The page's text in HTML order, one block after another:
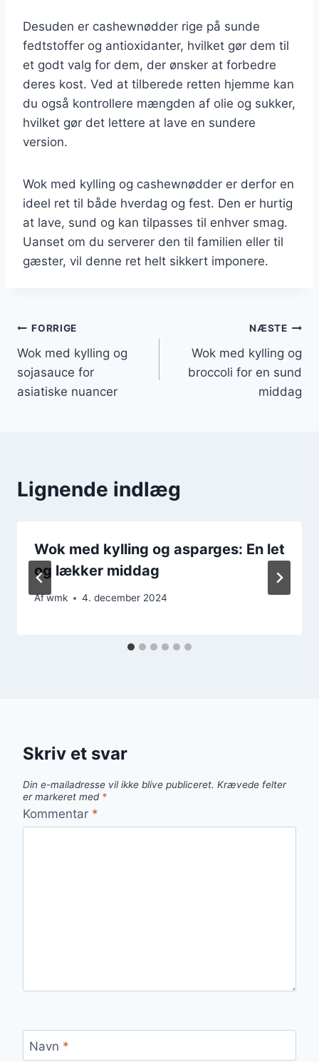
Desuden er cashewnødder rige på sunde
fedtstoffer og antioxidanter, hvilket gør dem til
et godt valg for dem, der ønsker at forbedre
deres kost. Ved at tilberede retten hjemme kan
du også kontrollere mængden af olie og sukker,
hvilket gør det lettere at lave en sundere
version.
Wok med kylling og cashewnødder er derfor en
ideel ret til både hverdag og fest. Den er hurtig
at lave, sund og kan tilpasses til enhver smag.
Uanset om du serverer den til familien eller til
gæster, vil denne ret helt sikkert imponere.
Indlægsnavigation
FORRIGE
Wok med kylling og
sojasauce for
asiatiske nuancer
NÆSTE
Wok med kylling og
broccoli for en sund
middag
Lignende indlæg
Wok med kylling og asparges: En let
og lækker middag
Afwmk 4. december 2024
Skriv et svar
Din e-mailadresse vil ikke blive publiceret. Krævede felter
er markeret med *
Kommentar *
Navn *